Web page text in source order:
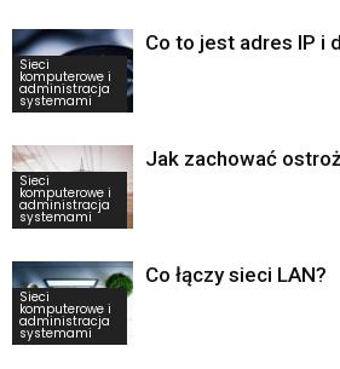
Sieci
komputerowe i
administracja
systemami
Co to jest adres IP i
Sieci
komputerowe i
administracja
systemami
Jak zachować
Sieci
komputerowe i
administracja
systemami
Co łączy sieci LAN?